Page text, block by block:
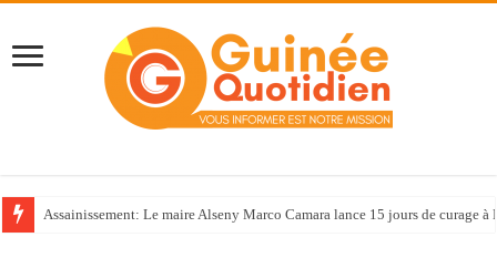
Assainissement: Le maire Alseny Marco Camara lance 15 jours de curage à